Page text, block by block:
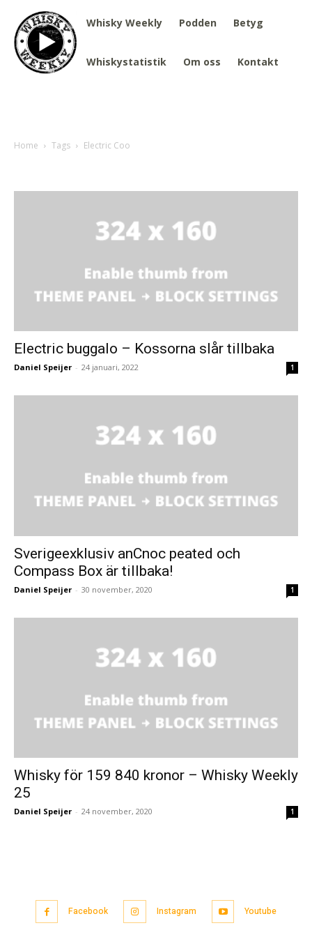
Whisky Weekly Podden Betyg
Whiskystatistik Om oss Kontakt
Home Tags Electric Coo
Electric buggalo – Kossorna slår tillbaka
Daniel Speijer - 24 januari, 2022 1
Sverigeexklusiv anCnoc peated och
Compass Box är tillbaka!
Daniel Speijer - 30 november, 2020 1
Whisky för 159 840 kronor – Whisky Weekly
25
Daniel Speijer - 24 november, 2020 1
Facebook Instagram Youtube